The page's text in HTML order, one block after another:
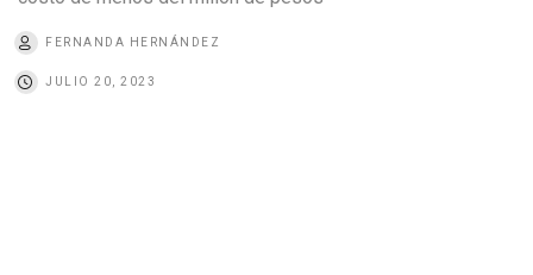
FERNANDA HERNÁNDEZ
JULIO 20, 2023